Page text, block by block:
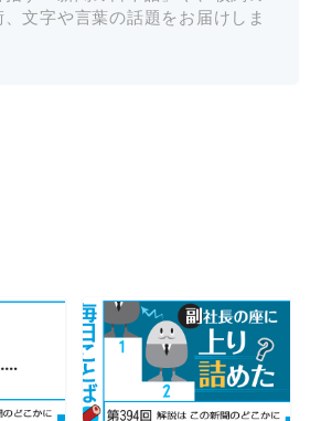
、文字や言葉の話題をお届けしま